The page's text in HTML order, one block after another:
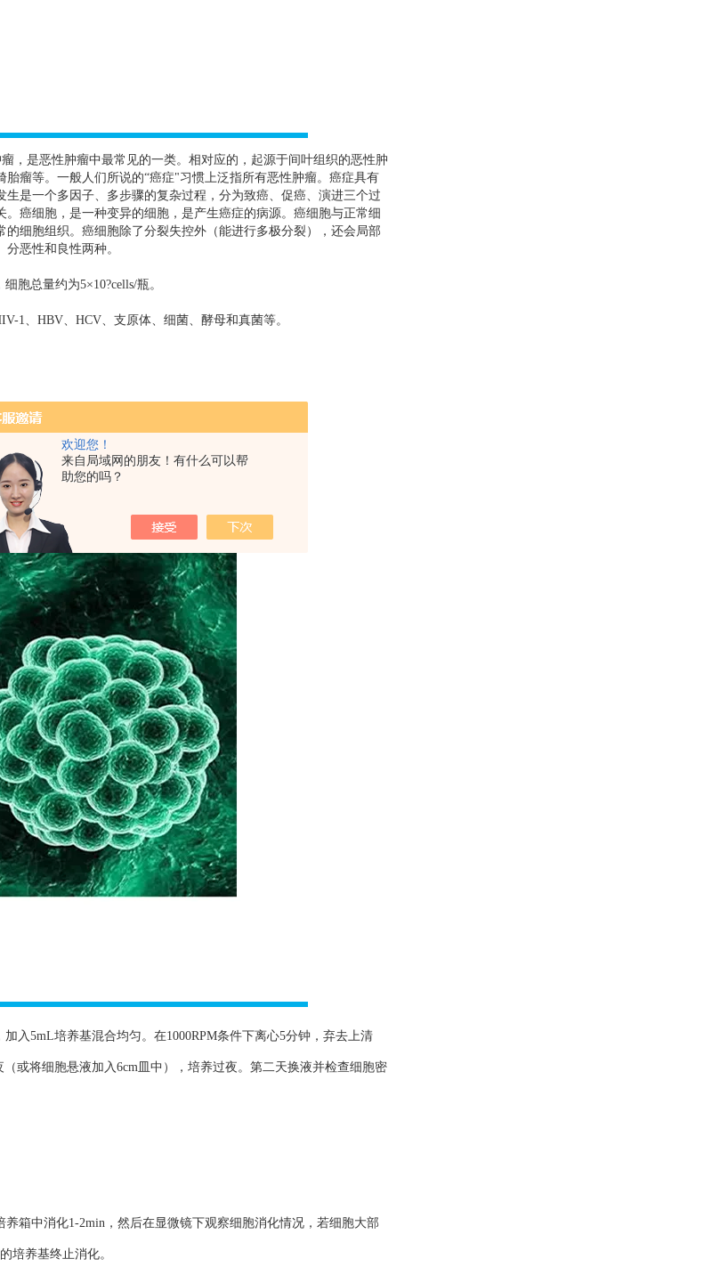
欢迎您！
来自局域网的朋友！有什么可以帮
助您的吗？
，是恶性肿瘤中最常见的一类。相对应的，起源于间叶组织的恶性肿
瘤等。一般人们所说的“癌症"习惯上泛指所有恶性肿瘤。癌症具有
是一个多因子、多步骤的复杂过程，分为致癌、促癌、演进三个过
癌细胞，是一种变异的细胞，是产生癌症的病源。癌细胞与正常细
细胞组织。癌细胞除了分裂失控外（能进行多极分裂），还会局部
恶性和良性两种。
细胞总量约为5×10?cells/瓶。
1、 HBV、 HCV、支原体、细菌、酵母和真菌等。
入5mL培养基混合均匀。在1000RPM条件下离心5分钟，弃去上清
或将细胞悬液加入6cm皿中），培养过夜。第二天换液并检查细胞密
箱中消化1-2min，然后在显微镜下观察细胞消化情况，若细胞大部
培养基终止消化。